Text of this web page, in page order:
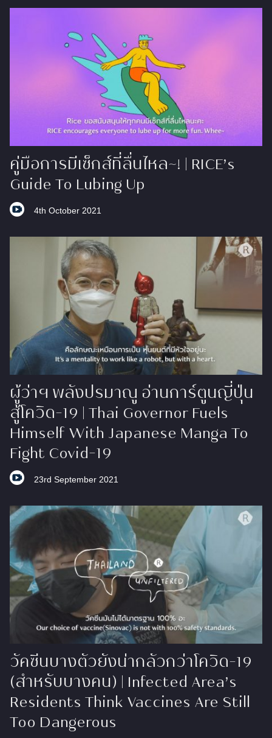
คู่มือการมีเซ็กส์ที่ลื่นไหล~! ​| RICE’s
Guide To Lubing Up
4th October 2021
ผู้ว่าฯ พลังปรมาณู อ่านการ์ตูนญี่ปุ่น
สู้โควิด-19 | Thai Governor Fuels
Himself With Japanese Manga To
Fight Covid-19
23rd September 2021
วัคซีนบางตัวยังน่ากลัวกว่าโควิด-19
(สำหรับบางคน) | Infected Area’s
Residents Think Vaccines Are Still
Too Dangerous